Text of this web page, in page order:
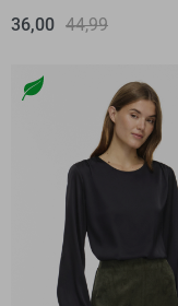
36,00 44,99